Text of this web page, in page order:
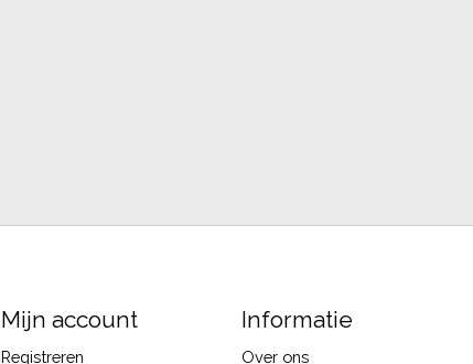
Mijn account
Registreren
Informatie
Over ons